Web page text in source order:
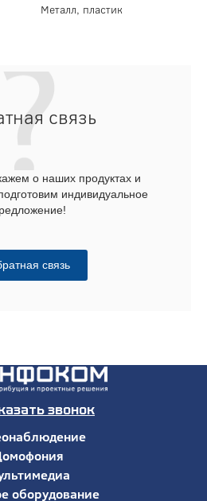
Металл, пластик
связь
о наших продуктах и
индивидуальное
связь
звонок
оборудование